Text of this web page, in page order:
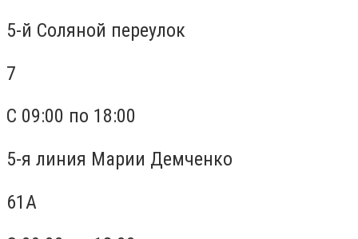
5-й Соляной переулок
7
С 09:00 по 18:00
5-я линия Марии Демченко
61А